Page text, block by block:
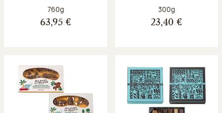
Poids net :
760g
63,95 €
Poids net :
300g
23,40 €